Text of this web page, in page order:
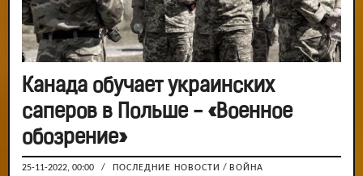
Канада обучает украинских
саперов в Польше - «Военное
обозрение»
25-11-2022, 00:00 / ПОСЛЕДНИЕ НОВОСТИ / ВОЙНА